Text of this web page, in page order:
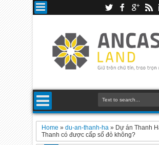
Home »du-an-thanh-ha » Dự án Thanh
Thanh có được cấp sổ đỏ không?